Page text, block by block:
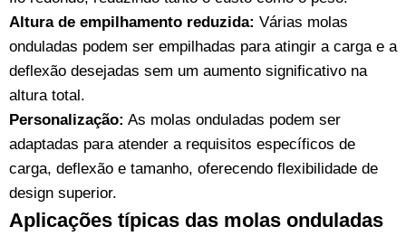
Altura de empilhamento reduzida: Várias molas
onduladas podem ser empilhadas para atingir a carga e a
deflexão desejadas sem um aumento significativo na
altura total.
Personalização: As molas onduladas podem ser
adaptadas para atender a requisitos específicos de
carga, deflexão e tamanho, oferecendo flexibilidade de
design superior.
Aplicações típicas das molas onduladas